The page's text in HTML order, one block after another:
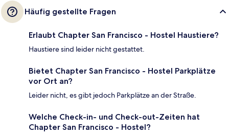
Häufig gestellte Fragen
Erlaubt Chapter San Francisco - Hostel Haustiere?
Haustiere sind leider nicht gestattet.
Bietet Chapter San Francisco - Hostel Parkplätze
vor Ort an?
Leider nicht, es gibt jedoch Parkplätze an der Straße.
Welche Check-in- und Check-out-Zeiten hat
Chapter San Francisco - Hostel?